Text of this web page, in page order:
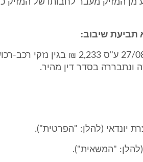
מן המזיק מעבר לחבותו של המזיק
תביעת שיבוב:
בפניי תביעת כספית מיום 27/08/12 ע"ס
יונדאי (להלן: "הפרטית").
"המשאית").